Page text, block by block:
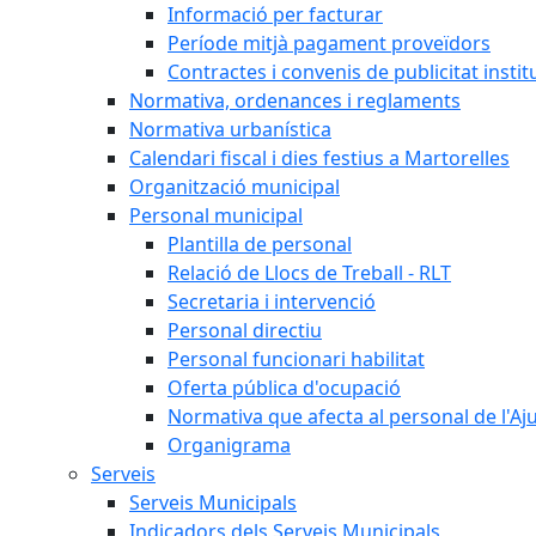
Informació per facturar
Període mitjà pagament proveïdors
Contractes i convenis de publicitat
Normativa, ordenances i reglaments
Normativa urbanística
Calendari fiscal i dies festius a Martorelles
Organització municipal
Personal municipal
Plantilla de personal
Relació de Llocs de Treball - RLT
Secretaria i intervenció
Personal directiu
Personal funcionari habilitat
Oferta pública d'ocupació
Normativa que afecta al personal de
Organigrama
Serveis
Serveis Municipals